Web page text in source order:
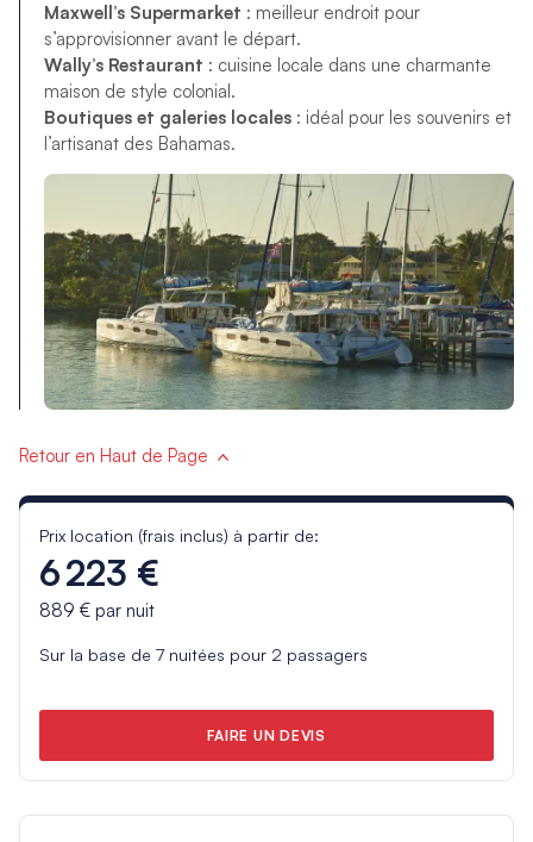
Maxwell’s Supermarket : meilleur endroit pour
s’approvisionner avant le départ.
Wally’s Restaurant : cuisine locale dans une charmante
maison de style colonial.
Boutiques et galeries locales: idéal pour les souvenirs et
l’artisanat des Bahamas.
Retour en Haut de Page
Prix location (frais inclus) à partir de:
6 223 €
889 €par nuit
Sur la base de 7nuitées pour 2 passagers
FAIRE UN DEVIS